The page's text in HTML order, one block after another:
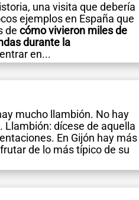
una visita que debería
ejemplos en España que
de cómo vivieron miles de
durante la
en...
mucho llambión. No hay
Llambión: dícese de aquella
En Gijón hay más
de lo más típico de su